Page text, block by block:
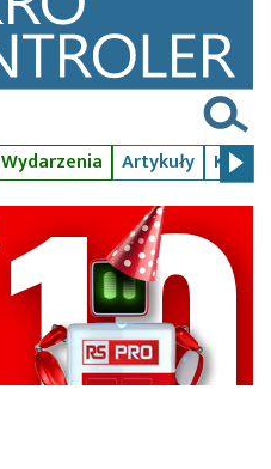
Wydarzenia Artykuły Kursy